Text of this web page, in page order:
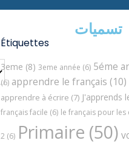
تسميات
Étiquettes
3eme (8) 3eme année (6) 5éme
(6) apprendre le français (10)
apprendre à écrire (7) J'apprends
français facile (6) le français pour les
2 (6) Primaire (50)